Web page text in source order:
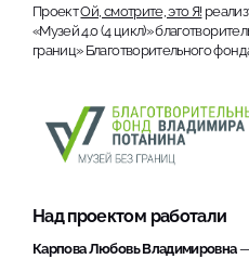
ПроектОй, смотрите, это Я!
«Музей 4.0 (4 цикл)»
границ» Благотворительного
Над проектом работали
Карпова Любовь Владимировна—